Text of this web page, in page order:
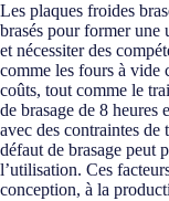
Les plaques froides
brasés pour former une
et nécessiter des
comme les fours à vide
coûts, tout comme le
de brasage de 8 heures
avec des contraintes
défaut de brasage peut
l’utilisation. Ces
conception, à la